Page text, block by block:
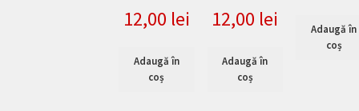
12,00 lei
Adaugă în
coș
12,00 lei
Adaugă în
coș
Adaugă în
coș